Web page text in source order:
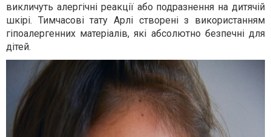
викличуть алергічні реакції або подразнення на дитячій
шкірі. Тимчасові тату Арлі створені з використанням
гіпоалергенних матеріалів, які абсолютно безпечні для
дітей.